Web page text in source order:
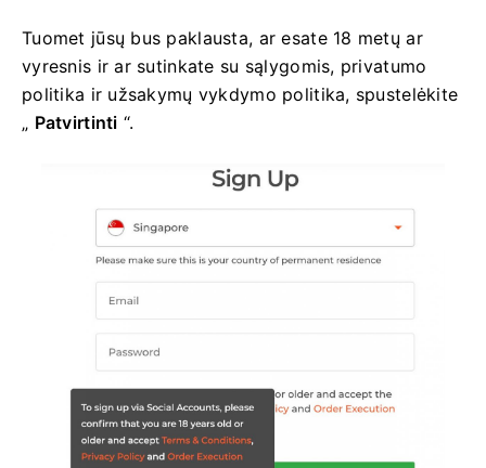
Tuomet jūsų bus paklausta, ar esate 18 metų ar
vyresnis ir ar sutinkate su sąlygomis, privatumo
politika ir užsakymų vykdymo politika, spustelėkite
„ Patvirtinti “.